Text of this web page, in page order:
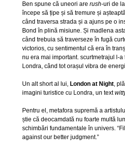
Ben spune că uneori are rush-uri de
începe să țipe și să tremure și
când traversa strada și a ajuns pe o
Bond în plină misiune. Și madlena
când trebuia să traverseze în fugă
victorios, cu sentimentul că era în
nu era mai important. scurtmetrajul l-
Londra, când tot orașul vibra de
Un alt short al lui, London at Night,
imagini turistice cu Londra, un text
Pentru el, metafora supremă a
știe că deocamdată nu foarte multă
schimbări fundamentale în univers.
against our better judgment.”